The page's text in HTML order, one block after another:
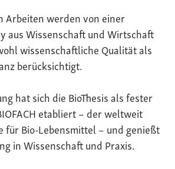
Arbeiten werden von einer
aus Wissenschaft und Wirtschaft
wissenschaftliche Qualität als
berücksichtigt.
hat sich die BioThesis als fester
etabliert – der weltweit
für Bio-Lebensmittel – und genießt
in Wissenschaft und Praxis.